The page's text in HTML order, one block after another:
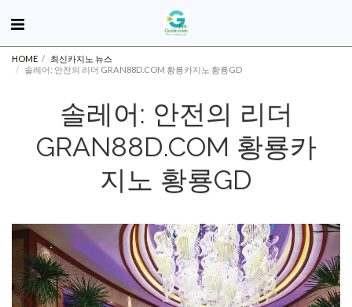
HOME
최신카지노 뉴스
솔레어: 안전의 리더 GRAN88D.COM 황룡카지노 황룡GD
솔레어: 안전의 리더
GRAN88D.COM 황룡카
지노 황룡GD